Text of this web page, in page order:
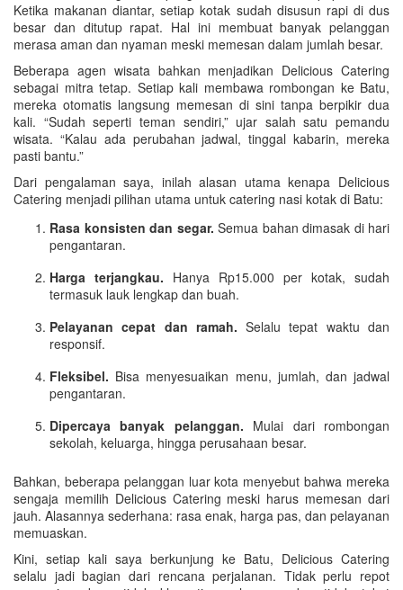
Ketika makanan diantar, setiap kotak sudah disusun rapi di dus
besar dan ditutup rapat. Hal ini membuat banyak pelanggan
merasa aman dan nyaman meski memesan dalam jumlah besar.
Beberapa agen wisata bahkan menjadikan Delicious Catering
sebagai mitra tetap. Setiap kali membawa rombongan ke Batu,
mereka otomatis langsung memesan di sini tanpa berpikir dua
kali. “Sudah seperti teman sendiri,” ujar salah satu pemandu
wisata. “Kalau ada perubahan jadwal, tinggal kabarin, mereka
pasti bantu.”
Dari pengalaman saya, inilah alasan utama kenapa Delicious
Catering menjadi pilihan utama untuk catering nasi kotak di Batu:
Rasa konsisten dan segar. Semua bahan dimasak di hari
pengantaran.
Harga terjangkau. Hanya Rp15.000 per kotak, sudah
termasuk lauk lengkap dan buah.
Pelayanan cepat dan ramah. Selalu tepat waktu dan
responsif.
Fleksibel. Bisa menyesuaikan menu, jumlah, dan jadwal
pengantaran.
Dipercaya banyak pelanggan. Mulai dari rombongan
sekolah, keluarga, hingga perusahaan besar.
Bahkan, beberapa pelanggan luar kota menyebut bahwa mereka
sengaja memilih Delicious Catering meski harus memesan dari
jauh. Alasannya sederhana: rasa enak, harga pas, dan pelayanan
memuaskan.
Kini, setiap kali saya berkunjung ke Batu, Delicious Catering
selalu jadi bagian dari rencana perjalanan. Tidak perlu repot